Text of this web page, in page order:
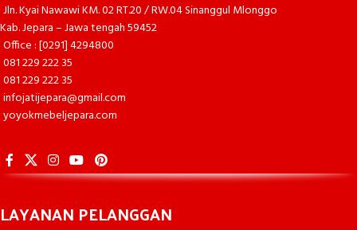
Jln. Kyai Nawawi KM. 02 RT.20 / RW.04 Sinanggul Mlonggo
Kab. Jepara – Jawa tengah 59452
Office : [0291] 4294800
081 229 222 35
081 229 222 35
infojatijepara@gmail.com
yoyokmebeljepara.com
LAYANAN PELANGGAN